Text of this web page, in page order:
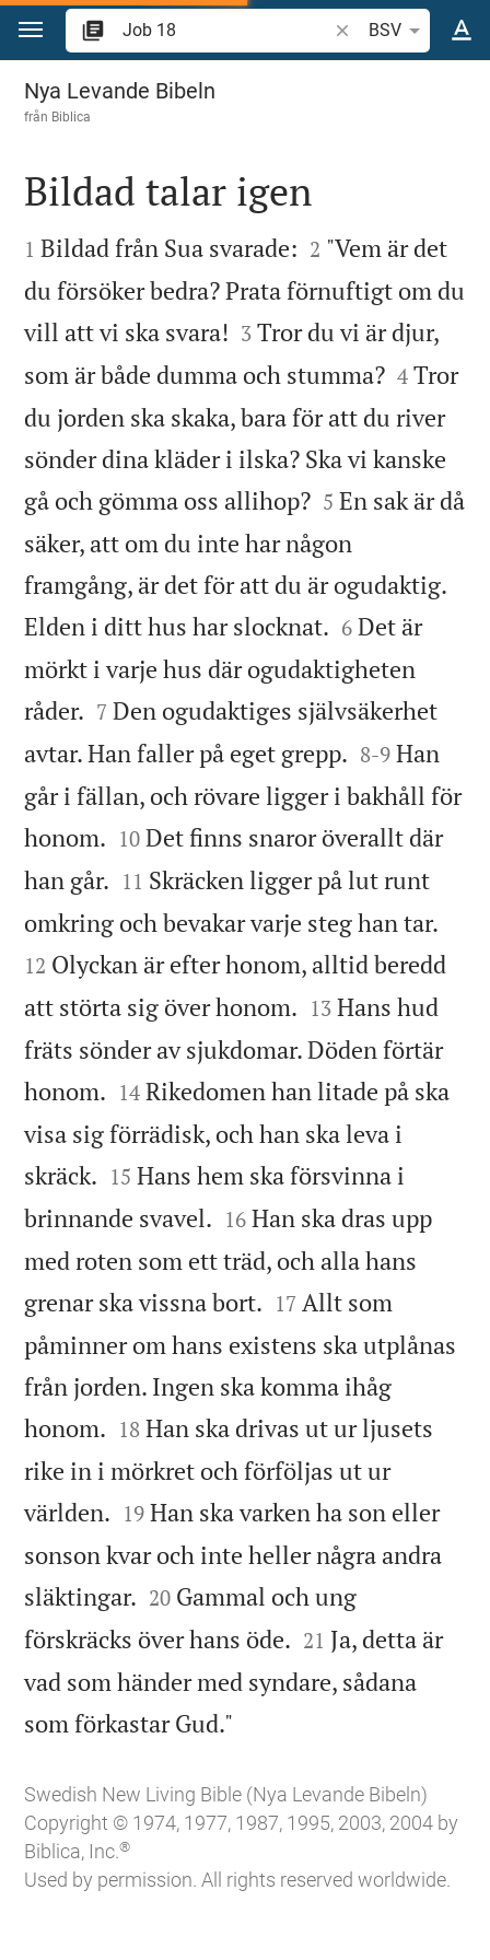
Hoppa till innehåll
Sök bibelvers eller
BSV
Job 18
Nya Levande Bibeln
från Biblica

Bildad talar igen

1 Bildad från Sua svarade: 

2 "Vem är det
du försöker bedra? Prata förnuftigt om du
vill att vi ska svara! 

3 Tror du vi är djur,
som är både dumma och stumma?
4 Tror
du jorden ska skaka, bara för att du river
sönder dina kläder i ilska? Ska vi kanske
gå och gömma oss allihop?
5 En sak är då
säker, att om du inte har någon
framgång, är det för att du är ogudaktig.
Elden i ditt hus har slocknat. 

6 Det är
mörkt i varje hus där ogudaktigheten
råder. 

7 Den ogudaktiges självsäkerhet
avtar. Han faller på eget grepp. 

8-9 Han
går i fällan, och rövare ligger i bakhåll för
honom. 

10 Det finns snaror överallt där
han går. 

11 Skräcken ligger på lut runt
omkring och bevakar varje steg han tar.
12 Olyckan är efter honom, alltid beredd
att störta sig över honom. 

13 Hans hud
fräts sönder av sjukdomar. Döden förtär
honom. 

14 Rikedomen han litade på ska
visa sig förrädisk, och han ska leva i
skräck. 

15 Hans hem ska försvinna i
brinnande svavel. 

16 Han ska dras upp
med roten som ett träd, och alla hans
grenar ska vissna bort. 

17 Allt som
påminner om hans existens ska utplånas
från jorden. Ingen ska komma ihåg
honom. 

18 Han ska drivas ut ur ljusets
rike in i mörkret och förföljas ut ur
världen. 

19 Han ska varken ha son eller
sonson kvar och inte heller några andra
släktingar. 

20 Gammal och ung
förskräcks över hans öde. 

21 Ja, detta är
vad som händer med syndare, sådana
som förkastar Gud."
Swedish New Living Bible (Nya Levande Bibeln)
Copyright © 1974, 1977, 1987, 1995, 2003, 2004 by
Biblica, Inc.®
Used by permission. All rights reserved worldwide.